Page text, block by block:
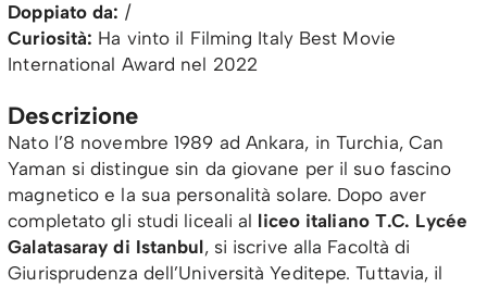
Doppiato da: /
Curiosità: Ha vinto il Filming Italy Best Movie
International Award nel 2022
Descrizione
Nato l’8 novembre 1989 ad Ankara, in Turchia, Can
Yaman si distingue sin da giovane per il suo fascino
magnetico e la sua personalità solare. Dopo aver
completato gli studi liceali al liceo italiano T.C. Lycée
Galatasaray di Istanbul, si iscrive alla Facoltà di
Giurisprudenza dell’Università Yeditepe. Tuttavia, il